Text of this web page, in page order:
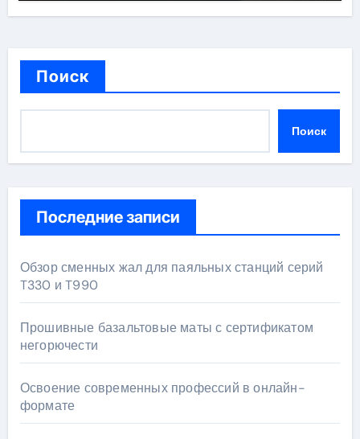
Поиск
Поиск
Последние записи
Обзор сменных жал для паяльных станций серий
T330 и T990
Прошивные базальтовые маты с сертификатом
негорючести
Освоение современных профессий в онлайн-
формате